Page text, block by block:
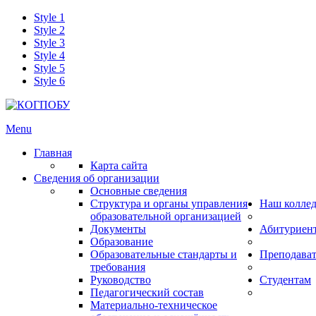
Style 1
Style 2
Style 3
Style 4
Style 5
Style 6
Menu
Главная
Карта сайта
Сведения об организации
Основные сведения
Структура и органы управления
образовательной организацией
Документы
Образование
Образовательные стандарты и
требования
Руководство
Педагогический состав
Материально-техническое
Наш
Студентам